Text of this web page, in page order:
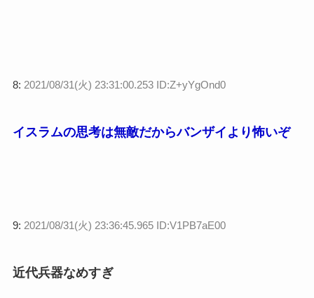
8: 2021/08/31(火) 23:31:00.253 ID:Z+yYgOnd0
イスラムの思考は無敵だからバンザイより怖いぞ
9: 2021/08/31(火) 23:36:45.965 ID:V1PB7aE00
近代兵器なめすぎ